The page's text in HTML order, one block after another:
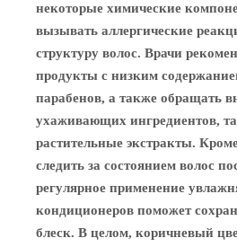
некоторые химические
вызывать аллергические
структуру волос. Врачи
продукты с низким
парабенов, а также обращать
ухаживающих ингредиентов,
растительные экстракты.
следить за состоянием волос
регулярное применение
кондиционеров поможет
блеск. В целом, коричневый